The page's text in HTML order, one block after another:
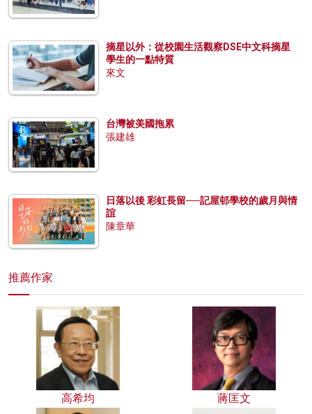
摘星以外：從校園生活觀察DSE中文科摘星
學生的一點特質
來文
台灣被美國拖累
張建雄
日落以後 彩虹長留──記屋邨學校的歲月與情
誼
陳章華
推薦作家
高希均 蔣匡文